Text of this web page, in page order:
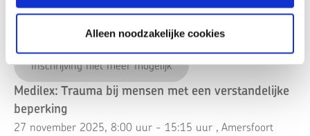
Alleen noodzakelijke cookies
Inschrijving niet meer mogelijk
Medilex: Trauma bij mensen met een verstandelijke
beperking
27 november 2025, 8:00 uur - 15:15 uur , Amersfoort